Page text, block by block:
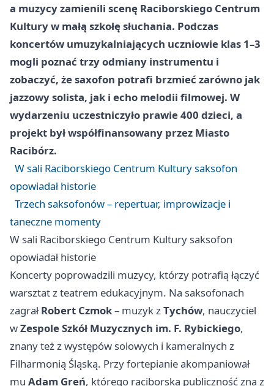
a muzycy zamienili scenę Raciborskiego Centrum
Kultury w małą szkołę słuchania. Podczas
koncertów umuzykalniających uczniowie klas 1–3
mogli poznać trzy odmiany instrumentu i
zobaczyć, że saxofon potrafi brzmieć zarówno jak
jazzowy solista, jak i echo melodii filmowej. W
wydarzeniu uczestniczyło prawie400 dzieci, a
projekt był współfinansowany przez Miasto
Racibórz.
W sali Raciborskiego Centrum Kultury saksofon
opowiadał historie
Trzech saksofonów – repertuar, improwizacje i
taneczne momenty
W sali Raciborskiego Centrum Kultury saksofon
opowiadał historie
Koncerty poprowadzili muzycy, którzy potrafią łączyć
warsztat z teatrem edukacyjnym. Na saksofonach
zagrałRobert Czmok– muzyk zTychów, nauczyciel
wZespole Szkół Muzycznych im. F. Rybickiego,
znany też z występów solowych i kameralnych z
Filharmonią Śląską. Przy fortepianie akompaniował
mu Adam Greń, którego raciborska publiczność zna z